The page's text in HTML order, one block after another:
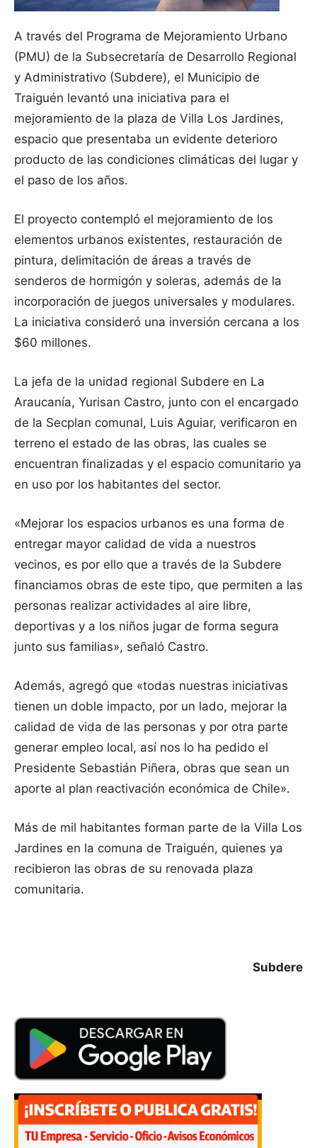
A través del Programa de Mejoramiento Urbano
(PMU) de la Subsecretaría de Desarrollo Regional
y Administrativo (Subdere), el Municipio de
Traiguén levantó una iniciativa para el
mejoramiento de la plaza de Villa Los Jardines,
espacio que presentaba un evidente deterioro
producto de las condiciones climáticas del lugar y
el paso de los años.
El proyecto contempló el mejoramiento de los
elementos urbanos existentes, restauración de
pintura, delimitación de áreas a través de
senderos de hormigón y soleras, además de la
incorporación de juegos universales y modulares.
La iniciativa consideró una inversión cercana a los
$60 millones.
La jefa de la unidad regional Subdere en La
Araucanía, Yurisan Castro, junto con el encargado
de la Secplan comunal, Luis Aguiar, verificaron en
terreno el estado de las obras, las cuales se
encuentran finalizadas y el espacio comunitario ya
en uso por los habitantes del sector.
«Mejorar los espacios urbanos es una forma de
entregar mayor calidad de vida a nuestros
vecinos, es por ello que a través de la Subdere
financiamos obras de este tipo, que permiten a las
personas realizar actividades al aire libre,
deportivas y a los niños jugar de forma segura
junto sus familias», señaló Castro.
Además, agregó que «todas nuestras iniciativas
tienen un doble impacto, por un lado, mejorar la
calidad de vida de las personas y por otra parte
generar empleo local, así nos lo ha pedido el
Presidente Sebastián Piñera, obras que sean un
aporte al plan reactivación económica de Chile».
Más de mil habitantes forman parte de la Villa Los
Jardines en la comuna de Traiguén, quienes ya
recibieron las obras de su renovada plaza
comunitaria.
Subdere